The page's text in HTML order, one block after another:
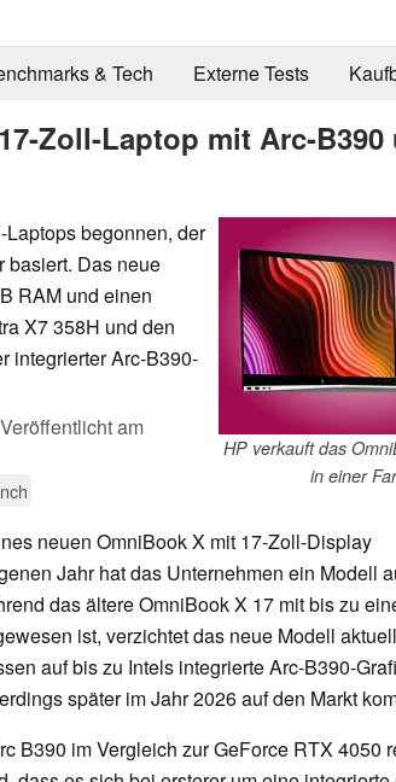
& Tech Externe Tests
Zoll-Laptop mit Arc-B390
HP verkauft das
in einer
begonnen, der
basiert. Das neue
RAM und einen
X7 358H und den
integrierter Arc-B390-
Veröffentlicht am
neuen OmniBook X mit 17-Zoll-Display
Jahr hat das Unternehmen ein Modell
das ältere OmniBook X 17 mit bis zu
ist, verzichtet das neue Modell
auf bis zu Intels integrierte Arc-B390-
später im Jahr 2026 auf den Markt
B390 im Vergleich zur GeForce RTX 4050